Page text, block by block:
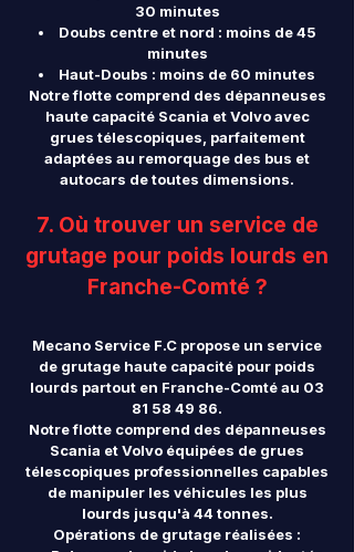
30 minutes
Doubs centre et nord : moins de 45
minutes
Haut-Doubs : moins de 60 minutes
Notre flotte comprend des dépanneuses
haute capacité Scania et Volvo avec
grues télescopiques, parfaitement
adaptées au remorquage des bus et
autocars de toutes dimensions.
7. Où trouver un service de
grutage pour poids lourds en
Franche-Comté ?
Mecano Service F.C propose un service
de grutage haute capacité pour poids
lourds partout en Franche-Comté au 03
81 58 49 86.
Notre flotte comprend des dépanneuses
Scania et Volvo équipées de grues
télescopiques professionnelles capables
de manipuler les véhicules les plus
lourds jusqu'à 44 tonnes.
Opérations de grutage réalisées :